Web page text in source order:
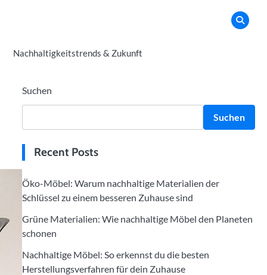
Nachhaltigkeitstrends & Zukunft
Suchen
Suchen
Recent Posts
Öko-Möbel: Warum nachhaltige Materialien der
Schlüssel zu einem besseren Zuhause sind
Grüne Materialien: Wie nachhaltige Möbel den Planeten
schonen
Nachhaltige Möbel: So erkennst du die besten
Herstellungsverfahren für dein Zuhause